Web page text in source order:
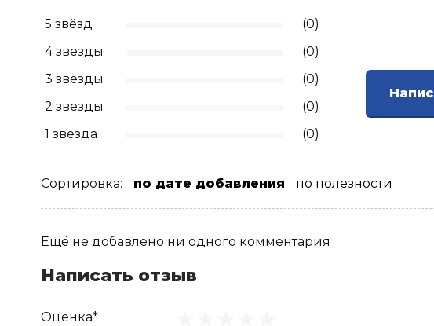
5 звёзд
(0)
4 звезды
(0)
3 звезды
(0)
2 звезды
(0)
1 звезда
(0)
Сортировка: по дате добавления по полезности
Ещё не добавлено ни одного комментария
Написать отзыв
Оценка*